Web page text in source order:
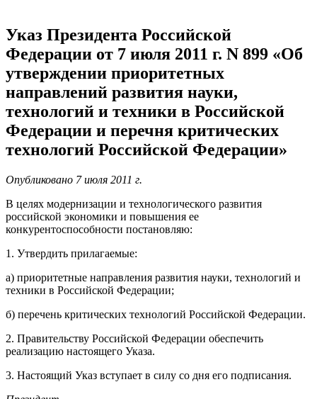
Указ Президента Российской
Федерации от 7 июля 2011 г. N 899 «Об
утверждении приоритетных
направлений развития науки,
технологий и техники в Российской
Федерации и перечня критических
технологий Российской Федерации»
Опубликовано 7 июля 2011 г.
В целях модернизации и технологического развития
российской экономики и повышения ее
конкурентоспособности постановляю:
1. Утвердить прилагаемые:
а) приоритетные направления развития науки, технологий и
техники в Российской Федерации;
б) перечень критических технологий Российской Федерации.
2. Правительству Российской Федерации обеспечить
реализацию настоящего Указа.
3. Настоящий Указ вступает в силу со дня его подписания.